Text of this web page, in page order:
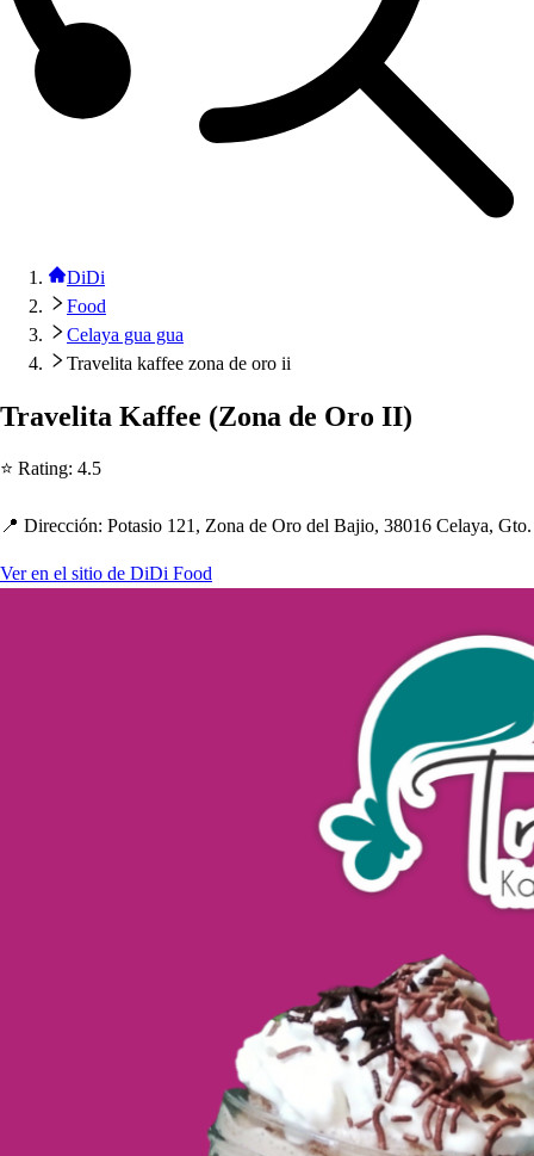
DiDi
Food
Celaya gua gua
Travelita kaffee zona de oro ii
Travelita Kaffee (Zona de Oro II)
⭐ Rating: 4.5
📍 Dirección: Potasio 121, Zona de Oro del Bajio, 38016 Celaya, Gto.
Ver en el sitio de DiDi Food